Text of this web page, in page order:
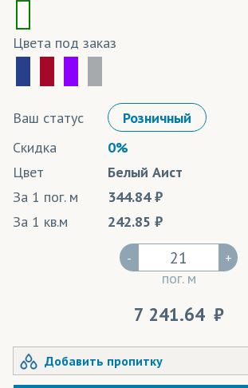
Цвета под заказ
Ваш статус
Розничный
Скидка
0%
Цвет
Белый Аист
За 1 пог. м
344.84
За 1 кв.м
242.85
-
пог. м
+
7 241.64
Добавить пропитку